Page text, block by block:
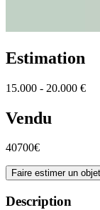
Estimation
15.000 - 20.000 €
Vendu
40700€
Faire estimer un
Description